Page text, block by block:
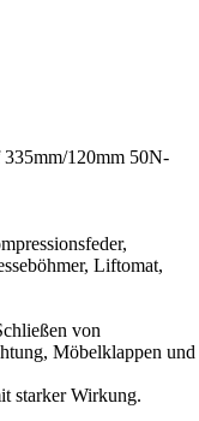
120mm 50N-
Liftomat,
von
Möbelklappen und
starker Wirkung.